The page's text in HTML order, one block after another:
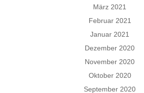
März 2021
Februar 2021
Januar 2021
Dezember 2020
November 2020
Oktober 2020
September 2020